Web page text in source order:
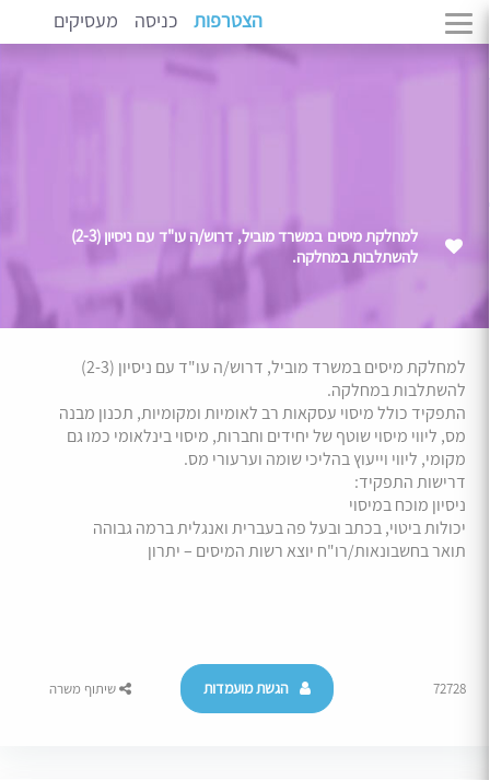
הצטרפות כניסה מעסיקים
למחלקת מיסים במשרד מוביל, דרוש/ה עו"ד עם ניסיון (2-3)
להשתלבות במחלקה.
למחלקת מיסים במשרד מוביל, דרוש/ה עו"ד עם ניסיון (2-3)
להשתלבות במחלקה.
התפקיד כולל מיסוי עסקאות רב לאומיות ומקומיות, תכנון מבנה
מס, ליווי מיסוי שוטף של יחידים וחברות, מיסוי בינלאומי כמו גם
מקומי, ליווי וייעוץ בהליכי שומה וערעורי מס.
דרישות התפקיד:
ניסיון מוכח במיסוי
יכולות ביטוי, בכתב ובעל פה בעברית ואנגלית ברמה גבוהה
תואר בחשבונאות/רו"ח יוצא רשות המיסים – יתרון
72728 הגשת מועמדות שיתוף משרה